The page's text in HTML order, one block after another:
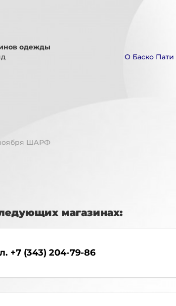
одежды
О Баско Пати
ШАРФ
магазинах:
+7 (343) 204-79-86